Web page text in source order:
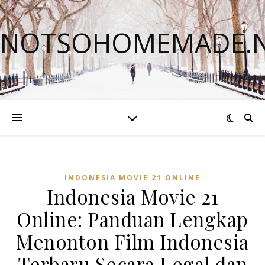
INDONESIA MOVIE 21 ONLINE
Indonesia Movie 21
Online: Panduan Lengkap
Menonton Film Indonesia